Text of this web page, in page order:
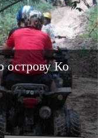
острову Ко